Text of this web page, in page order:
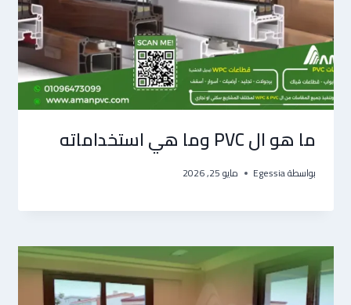
ما هو ال PVC وما هي استخداماته
بواسطةEgessia مايو 25, 2026